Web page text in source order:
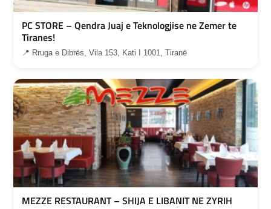
PC STORE – Qendra Juaj e Teknologjise ne Zemer te
Tiranes!
📍 Rruga e Dibrës, Vila 153, Kati I 1001, Tiranë
MEZZE RESTAURANT – SHIJA E LIBANIT NE ZYRIH